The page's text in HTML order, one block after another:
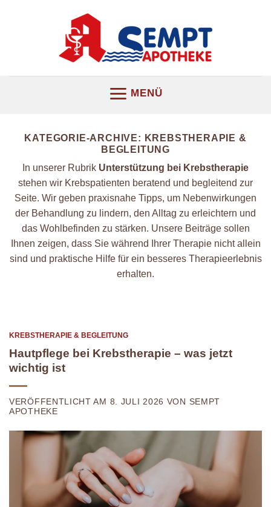
MENÜ
KATEGORIE-ARCHIVE: KREBSTHERAPIE &
BEGLEITUNG
In unserer Rubrik Unterstützung bei Krebstherapie
stehen wir Krebspatienten beratend und begleitend zur
Seite. Wir geben praxisnahe Tipps, um Nebenwirkungen
der Behandlung zu lindern, den Alltag zu erleichtern und
das Wohlbefinden zu stärken. Unsere Beiträge sollen
Ihnen zeigen, dass Sie während Ihrer Therapie nicht allein
sind und praktische Hilfe für ein besseres Therapieerlebnis
erhalten.
KREBSTHERAPIE & BEGLEITUNG
Hautpflege bei Krebstherapie – was jetzt
wichtig ist
VERÖFFENTLICHT AM 8. JULI 2026 VON SEMPT
APOTHEKE